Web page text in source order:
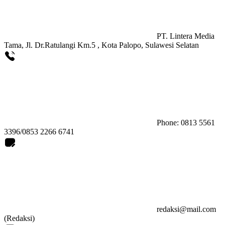
PT. Lintera Media
Tama, Jl. Dr.Ratulangi Km.5 , Kota Palopo, Sulawesi Selatan
Phone: 0813 5561
3396/0853 2266 6741
redaksi@mail.com
(Redaksi)